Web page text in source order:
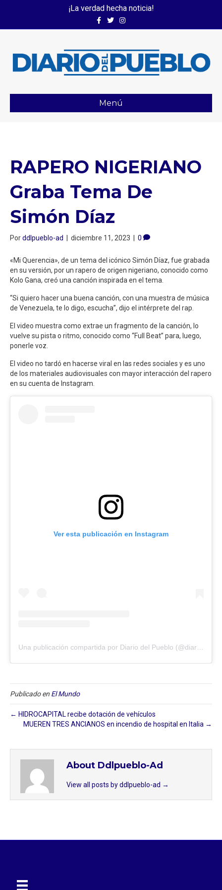
¡La verdad hecha noticia!
FacebookTwitterInstagram
Menú
RAPERO NIGERIANO
Graba Tema De
Simón Díaz
Porddlpueblo-ad | diciembre 11, 2023 | 0
«Mi Querencia», de un tema del icónico Simón Díaz, fue grabada
en su versión, por un rapero de origen nigeriano, conocido como
Kolo Gana, creó una canción inspirada en el tema.
“Si quiero hacer una buena canción, con una muestra de música
de Venezuela, te lo digo, escucha”, dijo el intérprete del rap.
El video muestra como extrae un fragmento de la canción, lo
vuelve su pista o ritmo, conocido como “Full Beat” para, luego,
ponerle voz.
El video no tardó en hacerse viral en las redes sociales y es uno
de los materiales audiovisuales con mayor interacción del rapero
en su cuenta de Instagram.
Ver esta publicación en Instagram
Publicado en El Mundo
← HIDROCAPITAL recibe dotación de vehículos
MUEREN TRES ANCIANOS en incendio de hospital en Italia →
About Ddlpueblo-Ad
View all posts by ddlpueblo-ad →